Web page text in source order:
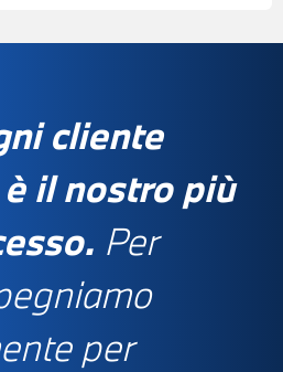
cliente
il nostro più
Per
per